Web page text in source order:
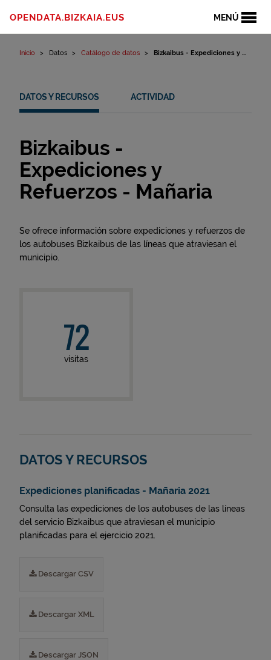
MENÚ
OPENDATA.BIZKAIA.EUS
Inicio Datos Catálogo de datos Bizkaibus - Expediciones y ...
DATOS Y RECURSOS ACTIVIDAD
Bizkaibus -
Expediciones y
Refuerzos - Mañaria
Se ofrece información sobre expediciones y refuerzos de
los autobuses Bizkaibus de las líneas que atraviesan el
municipio.
72
visitas
DATOS Y RECURSOS
Expediciones planificadas - Mañaria 2021
Consulta las expediciones de los autobuses de las líneas
del servicio Bizkaibus que atraviesan el municipio
planificadas para el ejercicio 2021.
Descargar CSV
Descargar XML
Descargar JSON